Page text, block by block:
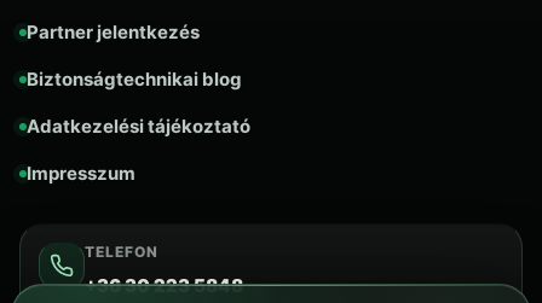
Partner jelentkezés
Biztonságtechnikai blog
Adatkezelési tájékoztató
Impresszum
TELEFON
+36 30 223 5848